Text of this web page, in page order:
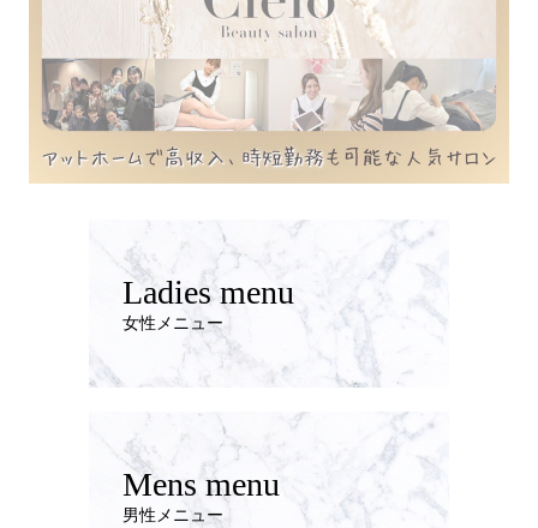
Ladies menu
女性メニュー
Mens menu
男性メニュー